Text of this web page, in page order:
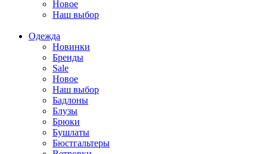
Новое
Наш выбор
Одежда
Новинки
Бренды
Sale
Новое
Наш выбор
Бадлоны
Блузы
Брюки
Бушлаты
Бюстгальтеры